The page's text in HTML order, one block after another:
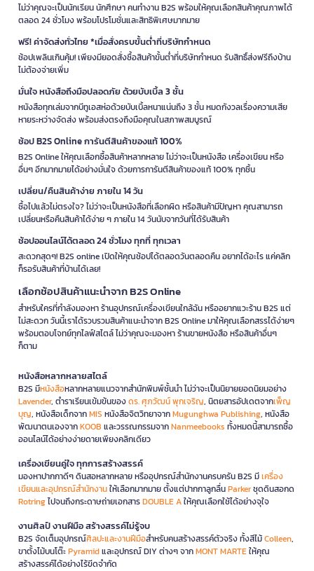
ไม่ว่าคุณจะเป็นนักเรียน นักศึกษา คนทำงาน B2S พร้อมให้คุณเลือกสินค้าคุณภาพได้
ตลอด 24 ชั่วโมง พร้อมโปรโมชั่นและสิทธิพิเศษมากมาย
ฟรี! ค่าจัดส่งทั่วไทย *เมื่อสั่งครบขั้นต่ำที่บริษัทกำหนด
ช้อปเพลินเกินคุ้ม! เพียงมียอดสั่งซื้อสินค้าขั้นต่ำที่บริษัทกำหนด รับสิทธิ์ส่งฟรีถึงบ้าน
ไม่ต้องจ่ายเพิ่ม
มั่นใจ หนังสือถึงมือปลอดภัย ด้วยบับเบิ้ล 3 ชั้น
หนังสือทุกเล่มจากบีทูเอสห่อด้วยบับเบิ้ลหนาแน่นถึง 3 ชั้น หมดกังวลเรื่องความเสีย
หายระหว่างจัดส่ง พร้อมส่งตรงถึงมือคุณในสภาพสมบูรณ์
ช้อป B2S Online การันตีสินค้าของแท้ 100%
B2S Online ให้คุณเลือกซื้อสินค้าหลากหลาย ไม่ว่าจะเป็นหนังสือ เครื่องเขียน หรือ
อื่นๆ อีกมากมายได้อย่างมั่นใจ ด้วยการการันตีสินค้าของแท้ 100% ทุกชิ้น
เปลี่ยน/คืนสินค้าง่าย ภายใน 14 วัน
ซื้อไปแล้วไม่ตรงใจ? ไม่ว่าจะเป็นหนังสือที่เลือกผิด หรือสินค้ามีปัญหา คุณสามารถ
เปลี่ยนหรือคืนสินค้าได้ง่าย ๆ ภายใน 14 วันนับจากวันที่ได้รับสินค้า
ช้อปออนไลน์ได้ตลอด 24 ชั่วโมง ทุกที่ ทุกเวลา
สะดวกสุดๆ! B2S online เปิดให้คุณช้อปได้ตลอดวันตลอดคืน อยากได้อะไร แค่คลิก
ก็รอรับสินค้าที่บ้านได้เลย!
เลือกช้อปสินค้าแนะนำจาก B2S Online
สำหรับใครที่กำลังมองหา ร้านอุปกรณ์เครื่องเขียนใกล้ฉัน หรืออยากแวะร้าน B2S แต่
ไม่สะดวก วันนี้เราได้รวบรวมสินค้าแนะนำจาก B2S Online มาให้คุณเลือกสรรได้ง่ายๆ
พร้อมตอบโจทย์ทุกไลฟ์สไตล์ ไม่ว่าคุณจะมองหา ร้านขายหนังสือ หรือสินค้าอื่นๆ
ก็ตาม
หนังสือหลากหลายสไตล์
B2S มีหนังสือหลากหลายแนวจากสำนักพิมพ์ชั้นนำ ไม่ว่าจะเป็นนิยายยอดนิยมอย่าง
Lavender, ตำราเรียนเข้มข้นของดร. ศุภวัฒน์ พุกเจริญ, นิตยสารอัปเดตจากเพ็ญ
บุญ, หนังสือเด็กจากMIS หนังสือจิตวิทยาจากMugunghwa Publishing, หนังสือ
พัฒนาตนเองจากKOOB และวรรณกรรมจากNanmeebooks ทั้งหมดนี้สามารถซื้อ
ออนไลน์ได้อย่างง่ายดายเพียงคลิกเดียว
เครื่องเขียนคู่ใจ ทุกการสร้างสรรค์
มองหาปากกาดีๆ ดินสอหลากหลาย หรืออุปกรณ์สำนักงานครบครัน B2S มีเครื่อง
เขียนและอุปกรณ์สำนักงานให้เลือกมากมาย ตั้งแต่ปากกาลูกลื่นParkerชุดดินสอกด
Rotringไปจนถึงกระดาษถ่ายเอกสารDOUBLE Aให้คุณเลือกใช้ได้อย่างจุใจ
งานศิลป์ งานฝีมือ สร้างสรรค์ไม่รู้จบ
B2S จัดเต็มอุปกรณ์ศิลปะและงานฝีมือสำหรับคนสร้างสรรค์ตัวจริง ทั้งสีไม้Colleen,
ขาตั้งไม้บนโต๊ะPyramidและอุปกรณ์ DIY ต่างๆ จากMONT MARTEให้คุณ
สร้างสรรค์ได้อย่างไร้ขีดจำกัด